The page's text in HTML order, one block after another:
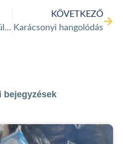
A kárpátaljai menekültszállóra is ellátogattunk
KÖVETKEZŐ
Karácsonyi hangolódás
bejegyzések